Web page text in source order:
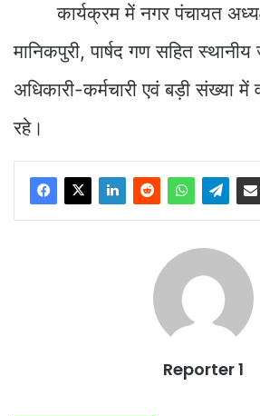
कार्यक्रम में नगर पंचायत
मानिकपुरी, पार्षद गण सहित स्थानीय
अधिकारी-कर्मचारी एवं बड़ी संख्या में
रहे।
Reporter 1